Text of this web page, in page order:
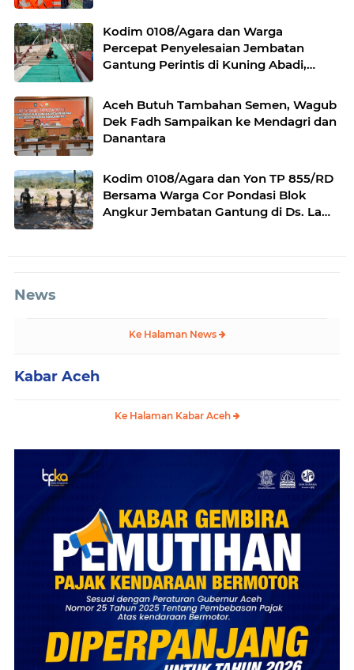
Kodim 0108/Agara dan Warga
Percepat Penyelesaian Jembatan
Gantung Perintis di Kuning Abadi,
Persen
Aceh Butuh Tambahan Semen, Wagub
Dek Fadh Sampaikan ke Mendagri dan
Danantara
Kodim 0108/Agara dan Yon TP 855/RD
Bersama Warga Cor Pondasi Blok
Angkur Jembatan Gantung di Ds. Lawe
News
Ke Halaman News
Kabar Aceh
Ke Halaman Kabar Aceh